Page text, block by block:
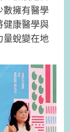
數擁有醫學
健康醫學與
量蛻變在地